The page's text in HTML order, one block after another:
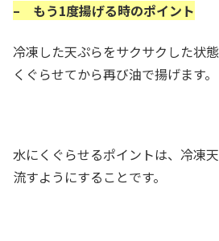
– もう1度揚げる時のポイント
冷凍した天ぷらをサクサクした状
くぐらせてから再び油で揚げます。
水にくぐらせるポイントは、冷凍
流すようにすることです。